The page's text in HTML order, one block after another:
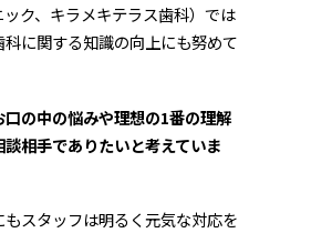
ック、キラメキテラス歯科）では
に関する知識の向上にも努めて
口の中の悩みや理想の1番の理解
相手でありたいと考えていま
もスタッフは明るく元気な対応を